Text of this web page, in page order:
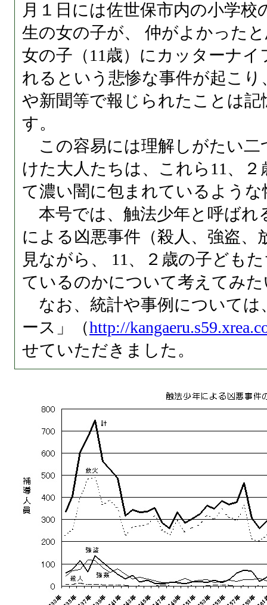
月１日には佐世保市内の小学校
生の女の子が、 仲がよかった
女の子（11歳）にカッターナ
れるという悲惨な事件が起こ
や新聞等で報じられたことは
す。
この容易には理解しがたい二
けた大人たちは、これら11、
て濃い闇に包まれているよう
本号では、触法少年と呼ばれ
による凶悪事件（殺人、強盗、
見ながら、 11、２歳の子ども
ているのかについて考えてみ
なお、統計や事例については
ース」（http://
せていただきました。